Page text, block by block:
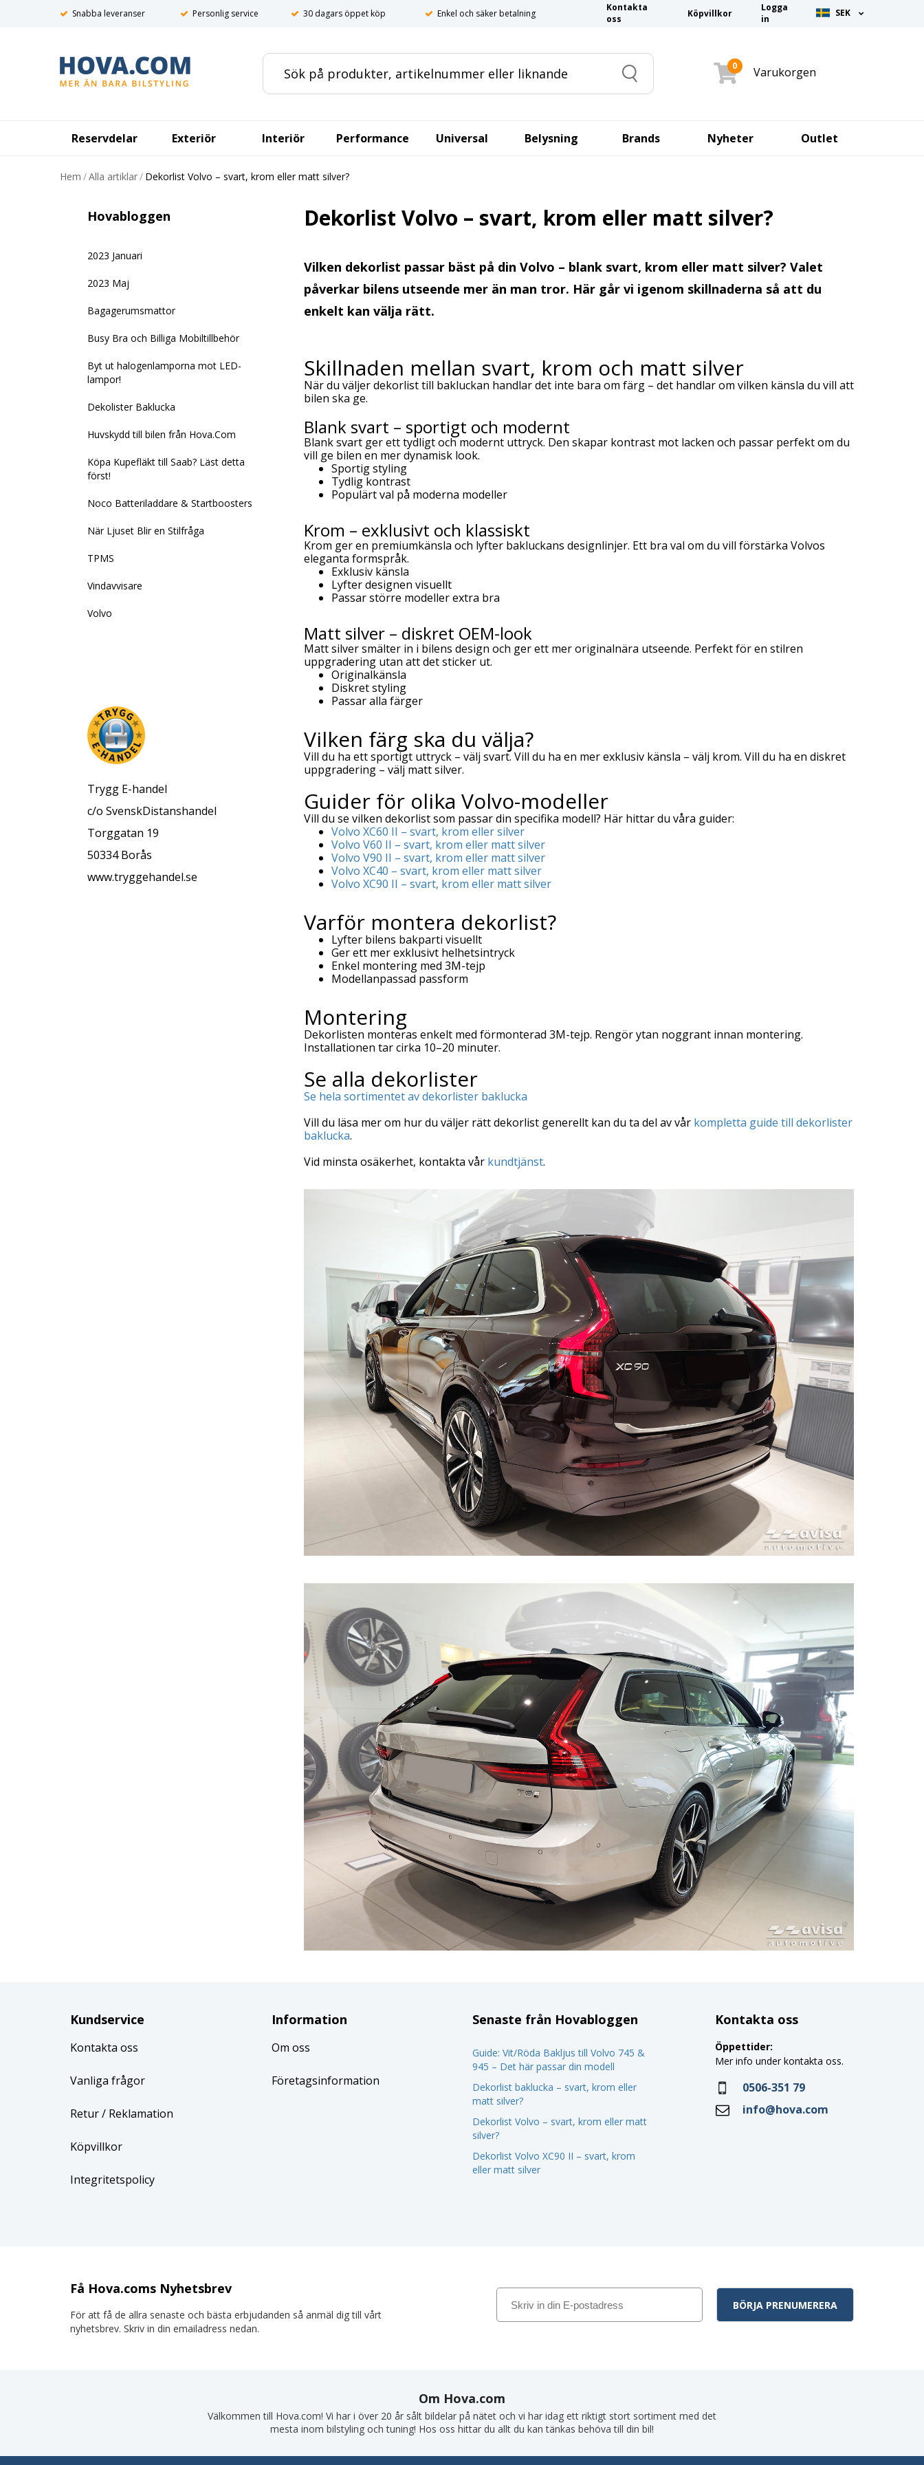
Snabba leveranser Personlig service 30 dagars öppet köp Enkel och säker betalning
Kontakta
oss
Köpvillkor
Logga
in
SEK
Search
0 Varukorgen
Reservdelar Exteriör Interiör Performance Universal Belysning Brands Nyheter Outlet
Hem /Alla artiklar/ Dekorlist Volvo – svart, krom eller matt silver?
Hovabloggen
2023 Januari
2023 Maj
Bagagerumsmattor
Busy Bra och Billiga Mobiltillbehör
Byt ut halogenlamporna mot LED-
lampor!
Dekolister Baklucka
Huvskydd till bilen från Hova.Com
Köpa Kupefläkt till Saab? Läst detta
först!
Noco Batteriladdare & Startboosters
När Ljuset Blir en Stilfråga
TPMS
Vindavvisare
Volvo
Trygg E-handel
c/o SvenskDistanshandel
Torggatan 19
50334 Borås
www.tryggehandel.se
Dekorlist Volvo – svart, krom eller matt silver?
Vilken dekorlist passar bäst på din Volvo – blank svart, krom eller matt silver? Valet
påverkar bilens utseende mer än man tror. Här går vi igenom skillnaderna så att du
enkelt kan välja rätt.
Skillnaden mellan svart, krom och matt silver
När du väljer dekorlist till bakluckan handlar det inte bara om färg – det handlar om vilken känsla du vill att
bilen ska ge.
Blank svart – sportigt och modernt
Blank svart ger ett tydligt och modernt uttryck. Den skapar kontrast mot lacken och passar perfekt om du
vill ge bilen en mer dynamisk look.
Sportig styling
Tydlig kontrast
Populärt val på moderna modeller
Krom – exklusivt och klassiskt
Krom ger en premiumkänsla och lyfter bakluckans designlinjer. Ett bra val om du vill förstärka Volvos
eleganta formspråk.
Exklusiv känsla
Lyfter designen visuellt
Passar större modeller extra bra
Matt silver – diskret OEM-look
Matt silver smälter in i bilens design och ger ett mer originalnära utseende. Perfekt för en stilren
uppgradering utan att det sticker ut.
Originalkänsla
Diskret styling
Passar alla färger
Vilken färg ska du välja?
Vill du ha ett sportigt uttryck – välj svart. Vill du ha en mer exklusiv känsla – välj krom. Vill du ha en diskret
uppgradering – välj matt silver.
Guider för olika Volvo-modeller
Vill du se vilken dekorlist som passar din specifika modell? Här hittar du våra guider:
Volvo XC60 II – svart, krom eller silver
Volvo V60 II – svart, krom eller matt silver
Volvo V90 II – svart, krom eller matt silver
Volvo XC40 – svart, krom eller matt silver
Volvo XC90 II – svart, krom eller matt silver
Varför montera dekorlist?
Lyfter bilens bakparti visuellt
Ger ett mer exklusivt helhetsintryck
Enkel montering med 3M-tejp
Modellanpassad passform
Montering
Dekorlisten monteras enkelt med förmonterad 3M-tejp. Rengör ytan noggrant innan montering.
Installationen tar cirka 10–20 minuter.
Se alla dekorlister
Se hela sortimentet av dekorlister baklucka
Vill du läsa mer om hur du väljer rätt dekorlist generellt kan du ta del av vår kompletta guide till dekorlister
baklucka.
Vid minsta osäkerhet, kontakta vår kundtjänst.
Kundservice
Kontakta oss
Vanliga frågor
Retur/ Reklamation
Köpvillkor
Integritetspolicy
Information
Om oss
Företagsinformation
Senaste från Hovabloggen
Guide: Vit/Röda Bakljus till Volvo 745 &
945 – Det här passar din modell
Dekorlist baklucka – svart, krom eller
matt silver?
Dekorlist Volvo – svart, krom eller matt
silver?
Dekorlist Volvo XC90 II – svart, krom
eller matt silver
Kontakta oss
Öppettider:
Mer info under kontakta oss.
0506-351 79
info@hova.com
Få Hova.coms Nyhetsbrev
För att få de allra senaste och bästa erbjudanden så anmäl dig till vårt
nyhetsbrev. Skriv in din emailadress nedan.
Om Hova.com
Välkommen till Hova.com! Vi har i över 20 år sålt bildelar på nätet och vi har idag ett riktigt stort sortiment med det
mesta inom bilstyling och tuning! Hos oss hittar du allt du kan tänkas behöva till din bil!